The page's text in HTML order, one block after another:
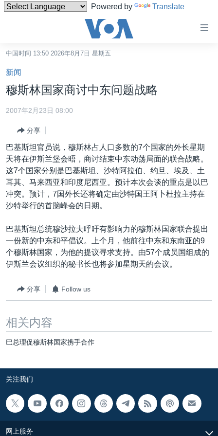
Powered by Translate
碍
链
接
跳
转
容
跳
转
到
导
航
转
中国
港澳
国际
最新国际新闻
印太
中东
非洲
美洲
分类新闻
经济·金融·贸易
人权·法律·宗教
军事
劳工
美中关系
热点专题
国会报道
美中关系
埃博拉疫情
重要讲话与声明
台海两岸关系
关注西藏
关注新疆
GEN Z 看美国
VOA今日焦点
中文广播
中国时间 13:50 2026年8月7日 星期五
新闻
穆斯林国家商讨中东问题战略
2007年2月23日 08:00
分享
巴基斯坦官员说，穆斯林占人口多数的7个国家的外长星期
天将在伊斯兰堡会晤，商讨结束中东动荡局面的联合战略。
这7个国家分别是巴基斯坦、沙特阿拉伯、约旦、埃及、土
耳其、马来西亚和印度尼西亚。预计本次会谈的重点是以巴
冲突。预计，7国外长还将确定由沙特国王阿卜杜拉主持在
沙特举行的首脑峰会的日期。
巴基斯坦总统穆沙拉夫呼吁有影响力的穆斯林国家联合提出
一份新的中东和平倡议。上个月，他前往中东和东南亚的9
个穆斯林国家，为他的提议寻求支持。由57个成员国组成的
伊斯兰会议组织的秘书长也将参加星期天的会议。
分享 Follow us
相关内容
巴总理促穆斯林国家携手合作
关注我们
网上服务